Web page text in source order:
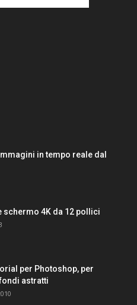
in tempo reale dal
schermo 4K da 12 pollici
per Photoshop, per
astratti